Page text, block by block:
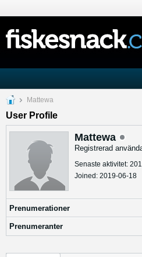
Mattewa
User Profile
Mattewa
Registrerad
Senaste aktivitet:
Joined: 2019-06-18
Prenumerationer
Prenumeranter